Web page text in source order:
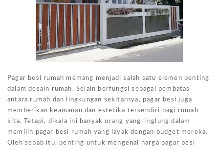
Pagar besi rumah memang menjadi salah satu elemen penting
dalam desain rumah. Selain berfungsi sebagai pembatas
antara rumah dan lingkungan sekitarnya, pagar besi juga
memberikan keamanan dan estetika tersendiri bagi rumah
kita. Tetapi, dikala ini banyak orang yang linglung dalam
memilih pagar besi rumah yang layak dengan budget mereka.
Oleh sebab itu, penting untuk mengenal harga pagar besi